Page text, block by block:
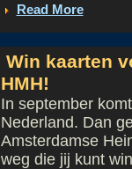
Read More
Win kaarten
HMH!
In september
Nederland. Dan
Amsterdamse
weg die jij kunt